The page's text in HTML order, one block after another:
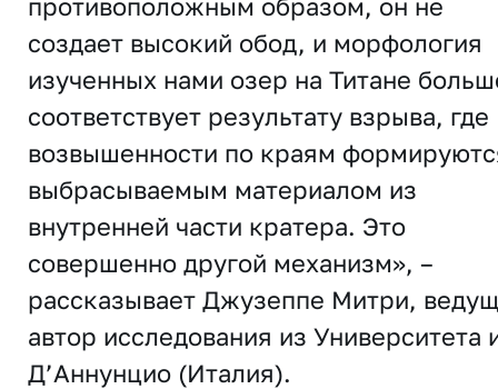
противоположным образом, он не
создает высокий обод, и морфология
изученных нами озер на Титане
соответствует результату взрыва, где
возвышенности по краям
выбрасываемым материалом из
внутренней части кратера. Это
совершенно другой механизм», –
рассказывает Джузеппе Митри,
автор исследования из Университета
Д’Аннунцио (Италия).